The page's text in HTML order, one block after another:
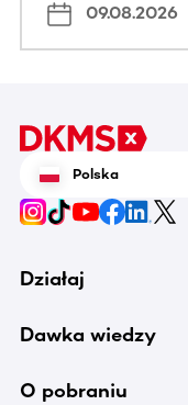
09.08.2026
Polska
Działaj
Dawka wiedzy
O pobraniu